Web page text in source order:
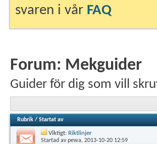
svaren i vår FAQ
Forum: Mekguider
Guider för dig som vill
Rubrik / Startat av
Viktigt: Riktlinjer
Startad avpewa, 2013-10-20 12:59